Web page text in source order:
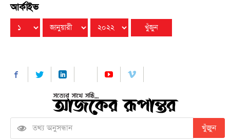
আর্কাইভ
খুঁজুন